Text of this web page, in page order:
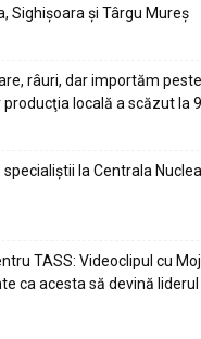
Sighișoara și Târgu Mureș
râuri, dar importăm
locală a scăzut la
la Centrala
TASS: Videoclipul cu
ca acesta să devină liderul